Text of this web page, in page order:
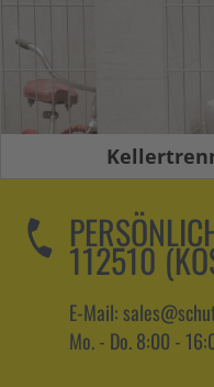
112510
E-Mail:
Mo. - Do. 8:00 -